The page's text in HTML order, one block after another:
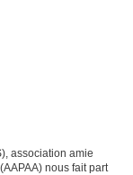
association amie
nous fait part